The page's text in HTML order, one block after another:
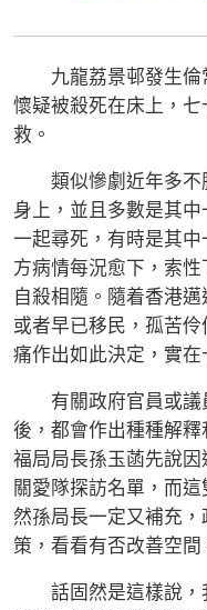
九龍荔景邨發生倫
懷疑被殺死在床上，
救。
類似慘劇近年多不
身上，並且多數是其
一起尋死，有時是其
方病情每況愈下，索
自殺相隨。隨着香港
或者早已移民，孤苦
痛作出如此決定，實在
有關政府官員或議
後，都會作出種種解
福局局長孫玉菡先說
關愛隊探訪名單，而
然孫局長一定又補充
策，看看有否改善空間
話固然是這樣說，